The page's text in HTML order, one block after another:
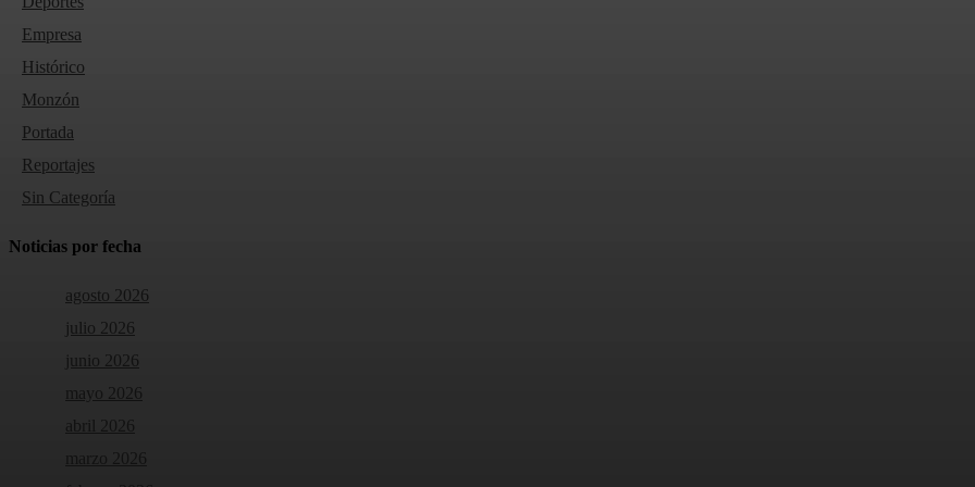
Empresa
Histórico
Monzón
Portada
Reportajes
Sin Categoría
Noticias por fecha
agosto 2026
julio 2026
junio 2026
mayo 2026
abril 2026
marzo 2026